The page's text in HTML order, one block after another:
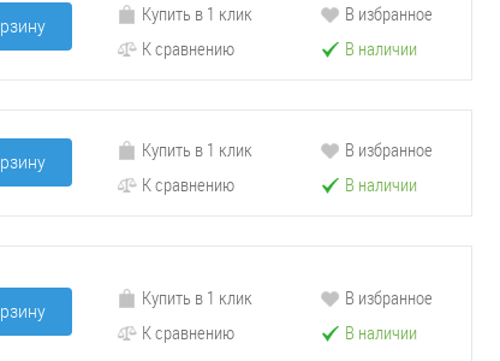
Купить в 1 клик
К сравнению
В избранное
В наличии
Купить в 1 клик
К сравнению
В избранное
В наличии
Купить в 1 клик
К сравнению
В избранное
В наличии